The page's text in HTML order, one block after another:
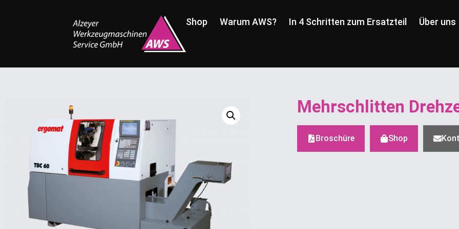
Shop Warum AWS? In 4 Schritten zum Ersatzteil Über uns
Mehrschlitten
Broschüre Shop